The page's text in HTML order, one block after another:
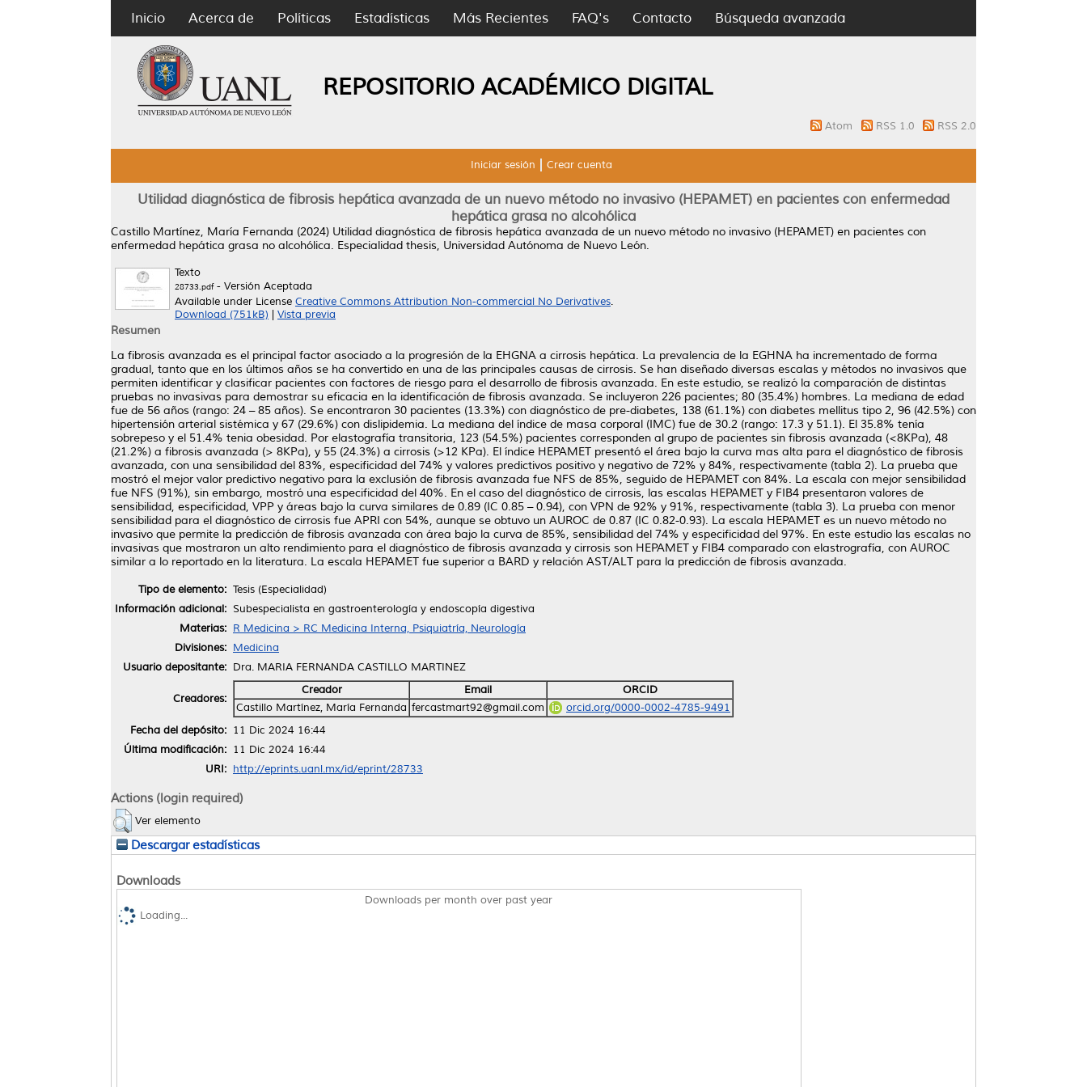
Inicio Acerca de Políticas Estadísticas Más Recientes FAQ's Contacto Búsqueda avanzada
REPOSITORIO ACADÉMICO DIGITAL
Atom RSS 1.0 RSS 2.0
Iniciar sesión Crear cuenta
Utilidad diagnóstica de fibrosis hepática avanzada de un nuevo método no invasivo (HEPAMET) en pacientes con enfermedad
hepática grasa no alcohólica
Castillo Martínez, María Fernanda (2024) Utilidad diagnóstica de fibrosis hepática avanzada de un nuevo método no invasivo (HEPAMET) en pacientes con
enfermedad hepática grasa no alcohólica. Especialidad thesis, Universidad Autónoma de Nuevo León.
Texto
28733.pdf- Versión Aceptada
Available under License Creative Commons Attribution Non-commercial No Derivatives.
Download (751kB)
Vista previa
Resumen
La fibrosis avanzada es el principal factor asociado a la progresión de la EHGNA a cirrosis hepática. La prevalencia de la EGHNA ha incrementado de forma
gradual, tanto que en los últimos años se ha convertido en una de las principales causas de cirrosis. Se han diseñado diversas escalas y métodos no invasivos que
permiten identificar y clasificar pacientes con factores de riesgo para el desarrollo de fibrosis avanzada. En este estudio, se realizó la comparación de distintas
pruebas no invasivas para demostrar su eficacia en la identificación de fibrosis avanzada. Se incluyeron 226 pacientes; 80 (35.4%) hombres. La mediana de edad
fue de 56 años (rango: 24 – 85 años). Se encontraron 30 pacientes (13.3%) con diagnóstico de pre-diabetes, 138 (61.1%) con diabetes mellitus tipo 2, 96 (42.5%) con
hipertensión arterial sistémica y 67 (29.6%) con dislipidemia. La mediana del índice de masa corporal (IMC) fue de 30.2 (rango: 17.3 y 51.1). El 35.8% tenía
sobrepeso y el 51.4% tenia obesidad. Por elastografía transitoria, 123 (54.5%) pacientes corresponden al grupo de pacientes sin fibrosis avanzada (<8KPa), 48
(21.2%) a fibrosis avanzada (> 8KPa), y 55 (24.3%) a cirrosis (>12 KPa). El índice HEPAMET presentó el área bajo la curva mas alta para el diagnóstico de fibrosis
avanzada, con una sensibilidad del 83%, especificidad del 74% y valores predictivos positivo y negativo de 72% y 84%, respectivamente (tabla 2). La prueba que
mostró el mejor valor predictivo negativo para la exclusión de fibrosis avanzada fue NFS de 85%, seguido de HEPAMET con 84%. La escala con mejor sensibilidad
fue NFS (91%), sin embargo, mostró una especificidad del 40%. En el caso del diagnóstico de cirrosis, las escalas HEPAMET y FIB4 presentaron valores de
sensibilidad, especificidad, VPP y áreas bajo la curva similares de 0.89 (IC 0.85 – 0.94), con VPN de 92% y 91%, respectivamente (tabla 3). La prueba con menor
sensibilidad para el diagnóstico de cirrosis fue APRI con 54%, aunque se obtuvo un AUROC de 0.87 (IC 0.82-0.93). La escala HEPAMET es un nuevo método no
invasivo que permite la predicción de fibrosis avanzada con área bajo la curva de 85%, sensibilidad del 74% y especificidad del 97%. En este estudio las escalas no
invasivas que mostraron un alto rendimiento para el diagnóstico de fibrosis avanzada y cirrosis son HEPAMET y FIB4 comparado con elastrografía, con AUROC
similar a lo reportado en la literatura. La escala HEPAMET fue superior a BARD y relación AST/ALT para la predicción de fibrosis avanzada.
Tipo de elemento: Tesis (Especialidad)
Información adicional: Subespecialista en gastroenterología y endoscopía digestiva
Materias: R Medicina > RC Medicina Interna, Psiquiatría, Neurología
Divisiones: Medicina
Usuario depositante: Dra. MARIA FERNANDA CASTILLO MARTINEZ
Creadores:
Creador Email
ORCID
Castillo Martínez, María Fernanda fercastmart92@gmail.com
orcid.org/0000-0002-4785-9491
Fecha del depósito: 11 Dic 2024 16:44
Última modificación: 11 Dic 2024 16:44
URI: http://eprints.uanl.mx/id/eprint/28733
Actions (login required)
Ver elemento
Descargar estadísticas
Downloads
Downloads per month over past year
Loading...